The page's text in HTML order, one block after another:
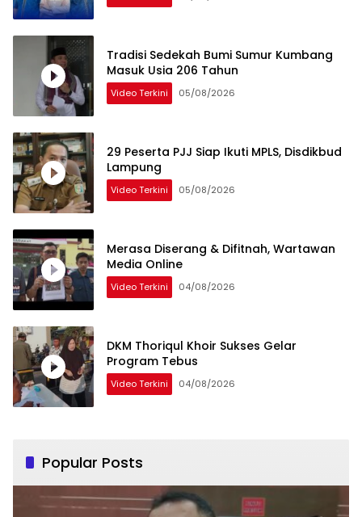
Tradisi Sedekah Bumi Sumur Kumbang
Masuk Usia 206 Tahun
Video Terkini 05/08/2026
29 Peserta PJJ Siap Ikuti MPLS, Disdikbud
Lampung
Video Terkini 05/08/2026
Merasa Diserang & Difitnah, Wartawan
Media Online
Video Terkini 04/08/2026
DKM Thoriqul Khoir Sukses Gelar
Program Tebus
Video Terkini 04/08/2026
Popular Posts